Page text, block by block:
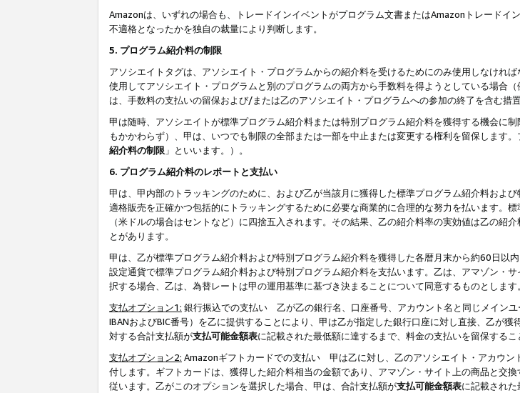
Amazonは、いずれの場合も、トレードインイベントがプログラム文書またはAmazonトレード
不適格となったかを独自の裁量により判断します。
5. プログラム紹介料の制限
アソシエイトタグは、アソシエイト・プログラムからの紹介料を受けるためにのみ使用しなけれ
使用してアソシエイト・プログラムと別のプログラムの両方から手数料を得ようとしている場合
は、手数料の支払いの留保および/または乙のアソシエイト・プログラムへの参加の終了を含む措
甲は随時、アソシエイトが標準プログラム紹介料または特別プログラム紹介料を獲得する機会に
もかかわらず）、甲は、いつでも制限の全部または一部を中止または変更する権利を留保します。
紹介料の制限 」といいます。）。
6. プログラム紹介料のレポートと支払い
甲は、甲内部のトラッキングのために、および乙が当該月に獲得した標準プログラム紹介料およ
適格販売を正確かつ包括的にトラッキングするために必要な商業的に合理的な努力を払います。
（米ドルの場合はセントなど）に四捨五入されます。その結果、乙の紹介料率の実効値は乙の紹
とがあります。
甲は、乙が標準プログラム紹介料および特別プログラム紹介料を獲得した各暦月末から約60日以
設定通貨で標準プログラム紹介料および特別プログラム紹介料を支払います。乙は、アマゾン・
択する場合、乙は、為替レートは甲の運用基準に基づき決まることについて同意するものとします。
支払オプション1: 銀行振込での支払い 乙が乙の銀行名、口座番号、アカウント名と同じメイン
IBANおよびBIC番号）を乙に提供することにより、甲は乙が指定した銀行口座に対し直接、乙が
対する合計支払額が支払可能金額表に記載された最低額に達するまで、料金の支払いを留保するこ
支払オプション2: Amazonギフトカードでの支払い 甲は乙に対し、乙のアソシエイト・アカウ
付します。ギフトカードは、獲得した紹介料相当の金額であり、アマゾン・サイト上の商品と交
従います。乙がこのオプションを選択した場合、甲は、合計支払額が支払可能金額表に記載され